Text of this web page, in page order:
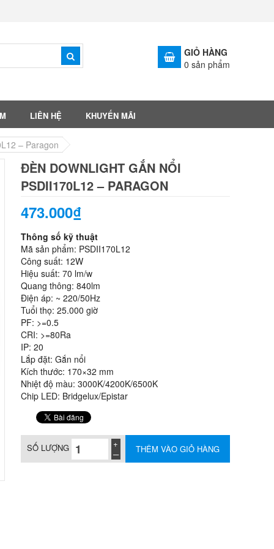
GIỎ HÀNG
0 sản phẩm
LIÊN HỆ KHUYẾN MÃI
– Paragon
ĐÈN DOWNLIGHT GẮN NỔI
PSDII170L12 – PARAGON
473.000₫
Thông số kỹ thuật
Mã sản phẩm: PSDII170L12
Công suất: 12W
Hiệu suất: 70 lm/w
Quang thông: 840lm
Điện áp: ~ 220/50Hz
Tuổi thọ: 25.000 giờ
PF: >=0.5
CRI: >=80Ra
IP: 20
Lắp đặt: Gắn nổi
Kích thước: 170×32 mm
Nhiệt độ màu: 3000K/4200K/6500K
Chip LED: Bridgelux/Epistar
SỐ LƯỢNG THÊM VÀO GIỎ HÀNG